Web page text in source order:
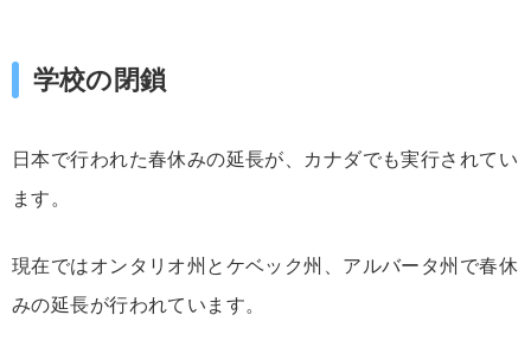
学校の閉鎖
日本で行われた春休みの延長が、カナダでも実行されてい
ます。
現在ではオンタリオ州とケベック州、アルバータ州で春休
みの延長が行われています。